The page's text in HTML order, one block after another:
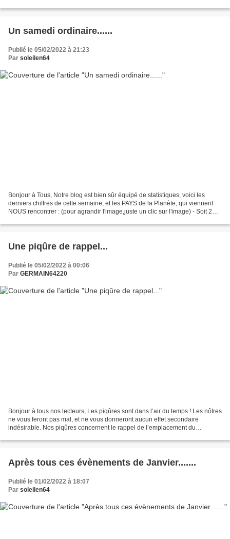
Un samedi ordinaire......
Publié le 05/02/2022 à 21:23
Par soleilen64
Bonjour à Tous, Notre blog est bien sûr équipé de statistiques, voici les
derniers chiffres de cette semaine, et les PAYS de la Planète, qui viennent
NOUS rencontrer : (pour agrandir l'image,juste un clic sur l'image) - Soit 2
Une piqûre de rappel...
Publié le 05/02/2022 à 00:06
Par GERMAIN64220
Bonjour à tous nos lecteurs, Les piqûres sont dans l’air du temps ! Les nôtres
ne vous feront pas mal, et ne vous donneront aucun effet secondaire
indésirable. Nos piqûres concernent le rappel de l’emplacement du
Après tous ces évènements de Janvier.......
Publié le 01/02/2022 à 18:07
Par soleilen64